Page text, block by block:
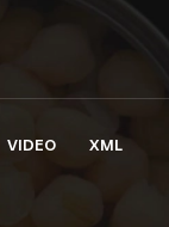
VIDEO
XML